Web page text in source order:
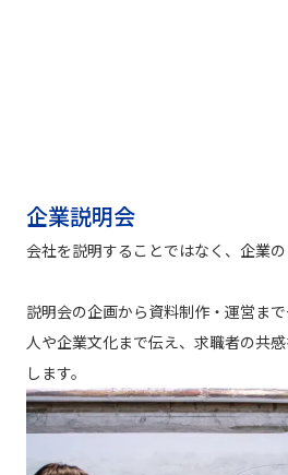
企業説明会
会社を説明することではなく、企業の
説明会の企画から資料制作・運営ま
人や企業文化まで伝え、求職者の共
します。